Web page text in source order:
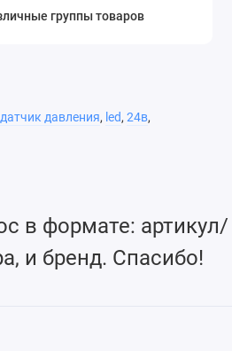
группы товаров
датчик давления, led, 24в,
в формате: артикул/
и бренд. Спасибо!